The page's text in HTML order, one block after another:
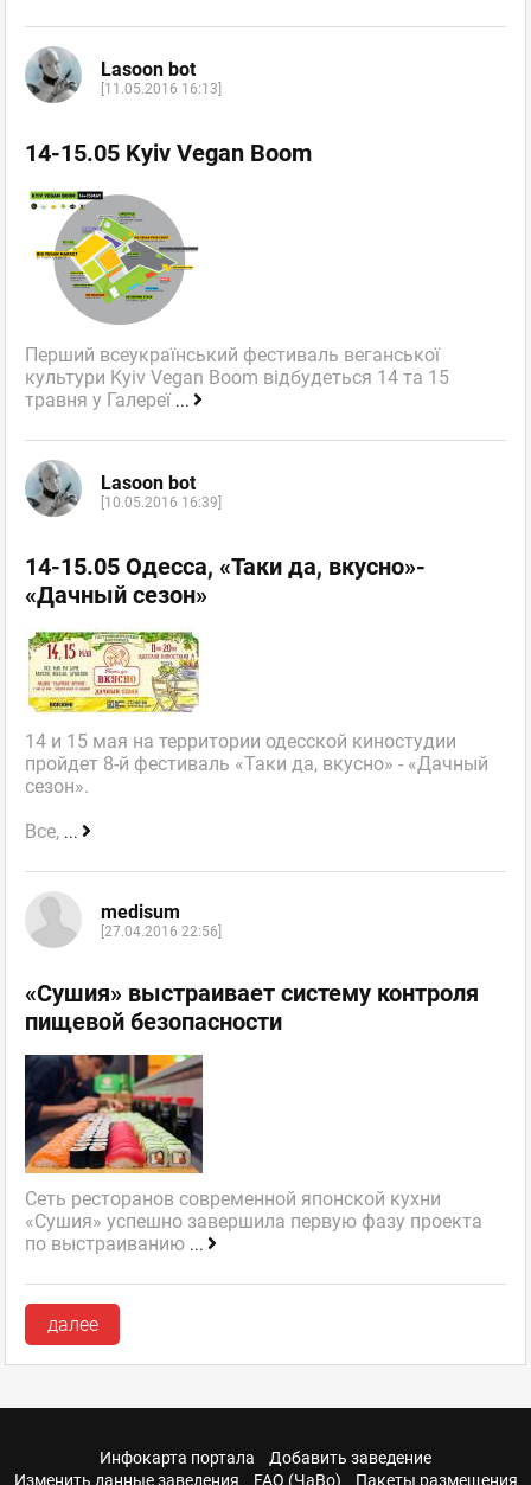
Lasoon bot
[11.05.2016 16:13]
14-15.05 Kyiv Vegan Boom
Перший всеукраїнський фестиваль веганської
культури Kyiv Vegan Boom відбудеться 14 та 15
травня у Галереї ...
Lasoon bot
[10.05.2016 16:39]
14-15.05 Одесса, «Таки да, вкусно»-
«Дачный сезон»
14 и 15 мая на территории одесской киностудии
пройдет 8-й фестиваль «Таки да, вкусно» - «Дачный
сезон».
Все, ...
medisum
[27.04.2016 22:56]
«Сушия» выстраивает систему контроля
пищевой безопасности
Сеть ресторанов современной японской кухни
«Сушия» успешно завершила первую фазу проекта
по выстраиванию ...
далее
Инфокарта портала
Добавить заведение
Изменить данные заведения
FAQ (ЧаВо) Пакеты размещения